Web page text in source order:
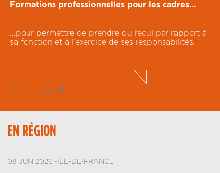
Formations professionnelles pour les cadres...
...pour permettre de prendre du recul par rapport à
sa fonction et à l’exercice de ses responsabilités.
Previous Next
EN RÉGION
08 JUN 2026 ÎLE-DE-FRANCE